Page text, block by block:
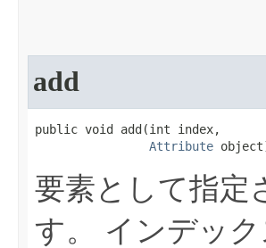
add
public void add​(int index,
Attribute
要素として指定
す。
インデッ